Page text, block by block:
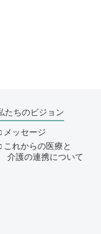
たちのビジョン
メッセージ
これからの医療と
介護の連携について